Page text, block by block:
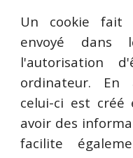
Un cookie fait
envoyé dans
l'autorisation
ordinateur. En
celui-ci est
avoir des
facilite